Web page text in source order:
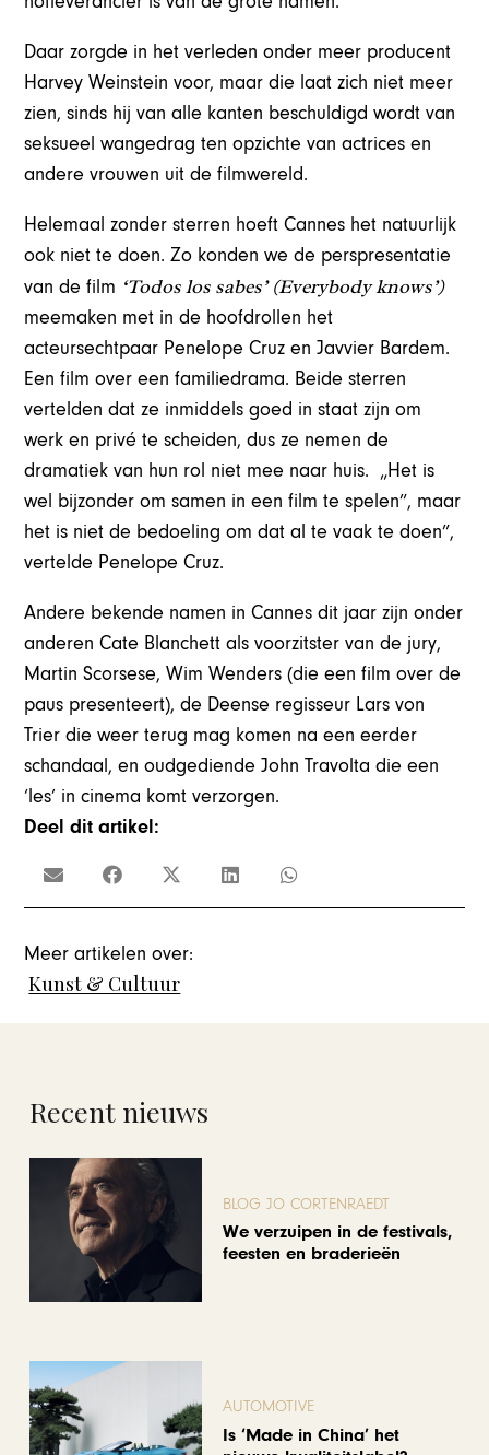
Daar zorgde in het verleden onder meer producent
Harvey Weinstein voor, maar die laat zich niet meer
zien, sinds hij van alle kanten beschuldigd wordt van
seksueel wangedrag ten opzichte van actrices en
andere vrouwen uit de filmwereld.
Helemaal zonder sterren hoeft Cannes het natuurlijk
ook niet te doen. Zo konden we de perspresentatie
van de film ‘Todos los sabes’ (Everybody knows’)
meemaken met in de hoofdrollen het
acteursechtpaar Penelope Cruz en Javvier Bardem.
Een film over een familiedrama. Beide sterren
vertelden dat ze inmiddels goed in staat zijn om
werk en privé te scheiden, dus ze nemen de
dramatiek van hun rol niet mee naar huis. „Het is
wel bijzonder om samen in een film te spelen”, maar
het is niet de bedoeling om dat al te vaak te doen”,
vertelde Penelope Cruz.
Andere bekende namen in Cannes dit jaar zijn onder
anderen Cate Blanchett als voorzitster van de jury,
Martin Scorsese, Wim Wenders (die een film over de
paus presenteert), de Deense regisseur Lars von
Trier die weer terug mag komen na een eerder
schandaal, en oudgediende John Travolta die een
‘les’ in cinema komt verzorgen.
Deel dit artikel:
Meer artikelen over:
Kunst & Cultuur
Recent nieuws
BLOG JO CORTENRAEDT
We verzuipen in de festivals,
feesten en braderieën
AUTOMOTIVE
Is ‘Made in China’ het